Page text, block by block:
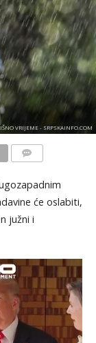
VRIJEME - SRPSKAINFO.COM
će oslabiti,
južni i